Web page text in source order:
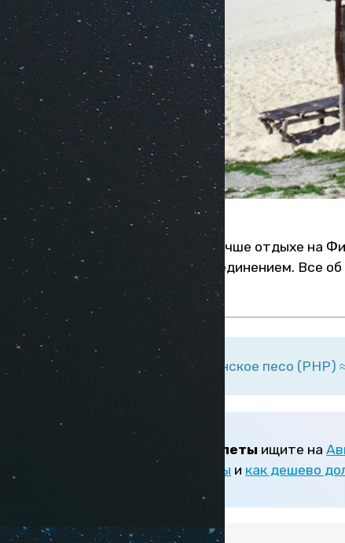
Рассказываем о самом лучше отдыхе на
морем, спокойствием и уединением. Все
Курс валют: 1 филиппинское песо (PHP)
Недорогие авиабилеты ищите на
дешевые авиабилеты и как дешево